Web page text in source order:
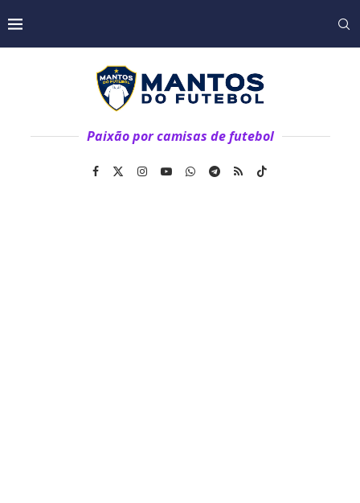
Paixão por camisas de futebol